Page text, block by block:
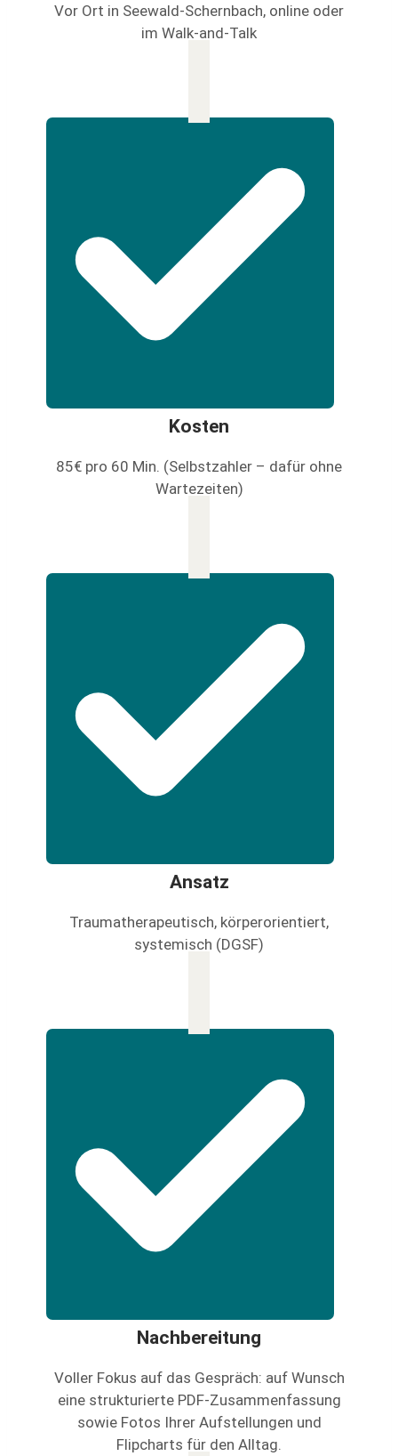
Vor Ort in Seewald-Schernbach, online oder
im Walk-and-Talk
Kosten
85€ pro 60 Min. (Selbstzahler – dafür ohne
Wartezeiten)
Ansatz
Traumatherapeutisch, körperorientiert,
systemisch (DGSF)
Nachbereitung
Voller Fokus auf das Gespräch: auf Wunsch
eine strukturierte PDF-Zusammenfassung
sowie Fotos Ihrer Aufstellungen und
Flipcharts für den Alltag.